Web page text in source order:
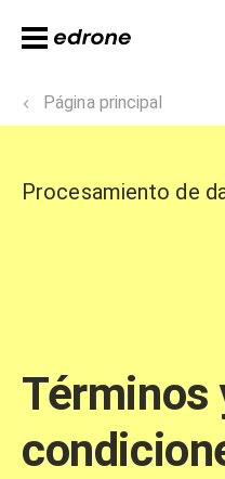
Página principal
Procesamiento de
Términos